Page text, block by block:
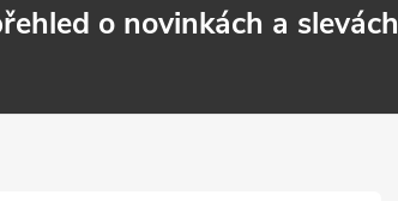
o novinkách a slevách